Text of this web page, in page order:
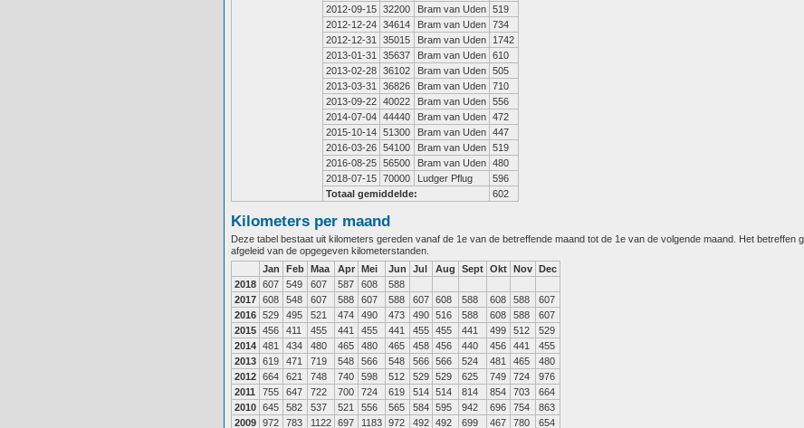
2012-09-15 32200 Bram van Uden 519
2012-12-24 34614 Bram van Uden 734
2012-12-31
35015 Bram van Uden
1742
2013-01-31
35637 Bram van Uden 610
2013-02-28 36102 Bram van Uden 505
2013-03-31
36826 Bram van Uden 710
2013-09-22 40022 Bram van Uden 556
2014-07-04 44440 Bram van Uden 472
2015-10-14 51300 Bram van Uden 447
2016-03-26 54100 Bram van Uden 519
2016-08-25 56500 Bram van Uden 480
2018-07-15 70000 Ludger Pflug
596
Totaal gemiddelde:
602
Kilometers per maand
Deze tabel bestaat uit kilometers gereden vanaf de 1e van de betreffende maand tot de 1e van de volgende maand. Het betreffen
afgeleid van de opgegeven kilometerstanden.
Jan
Feb Maa Apr Mei Jun Jul Aug Sept Okt Nov Dec
2018 607 549 607 587 608
588
2017 608 548 607 588 607 588 607 608 588 608 588
607
2016 529 495 521 474 490 473 490 516 588 608 588
607
2015 456 411 455 441 455 441 455 455 441 499 512
529
2014 481 434 480 465 480 465 458 456 440 456 441
455
2013 619 471 719 548 566 548 566 566 524 481 465
480
2012 664 621 748 740 598 512 529 529 625 749 724
976
2011
755 647 722 700 724 619 514 514 814 854 703
664
2010 645 582 537 521 556 565 584 595 942 696 754
863
2009 972 783 1122 697 1183 972 492 492 699 467 780 654